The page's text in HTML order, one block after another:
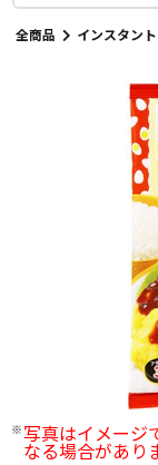
全商品 インスタント
写真はイメージ
なる場合があり